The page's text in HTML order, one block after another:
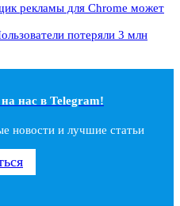
рекламы для Chrome может
потеряли 3 млн
наc в Telegram!
новости и лучшие статьи